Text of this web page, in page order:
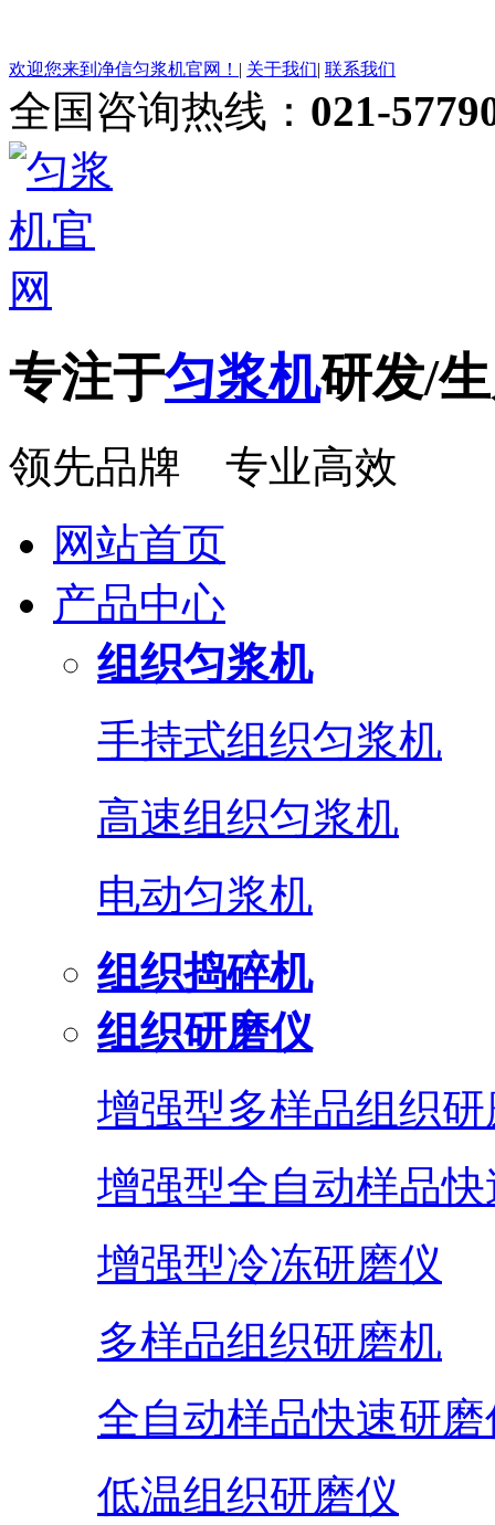
欢迎您来到净信匀浆机官网！ | 关于我们| 联系我们
全国咨询热线： 021-
专注于匀浆机研发/
领先品牌 专业高效
网站首页
产品中心
组织匀浆机
手持式组织匀浆机
高速组织匀浆机
电动匀浆机
组织捣碎机
组织研磨仪
增强型多样品组织
增强型全自动样品
增强型冷冻研磨仪
多样品组织研磨机
全自动样品快速研磨
低温组织研磨仪